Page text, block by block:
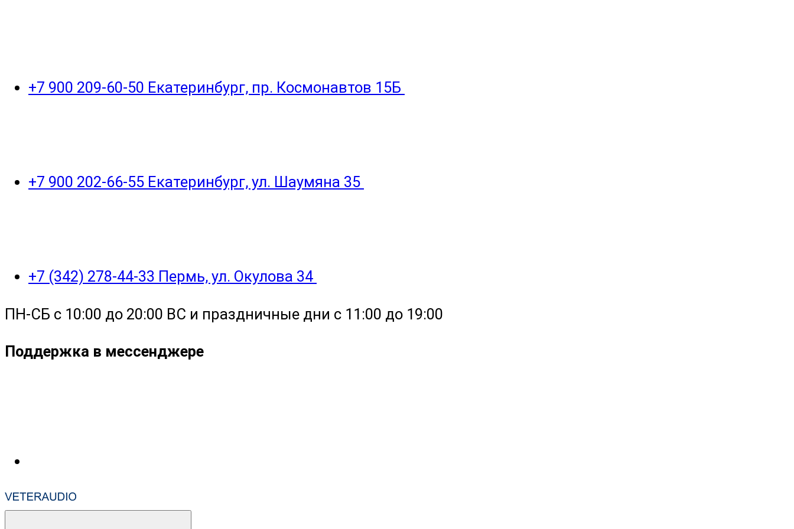
+7 900 209-60-50 Екатеринбург, пр. Космонавтов 15Б
+7 900 202-66-55 Екатеринбург, ул. Шаумяна 35
+7 (342) 278-44-33 Пермь, ул. Окулова 34
ПН-СБ с 10:00 до 20:00 ВС и праздничные дни с 11:00 до 19:00
Поддержка в мессенджере